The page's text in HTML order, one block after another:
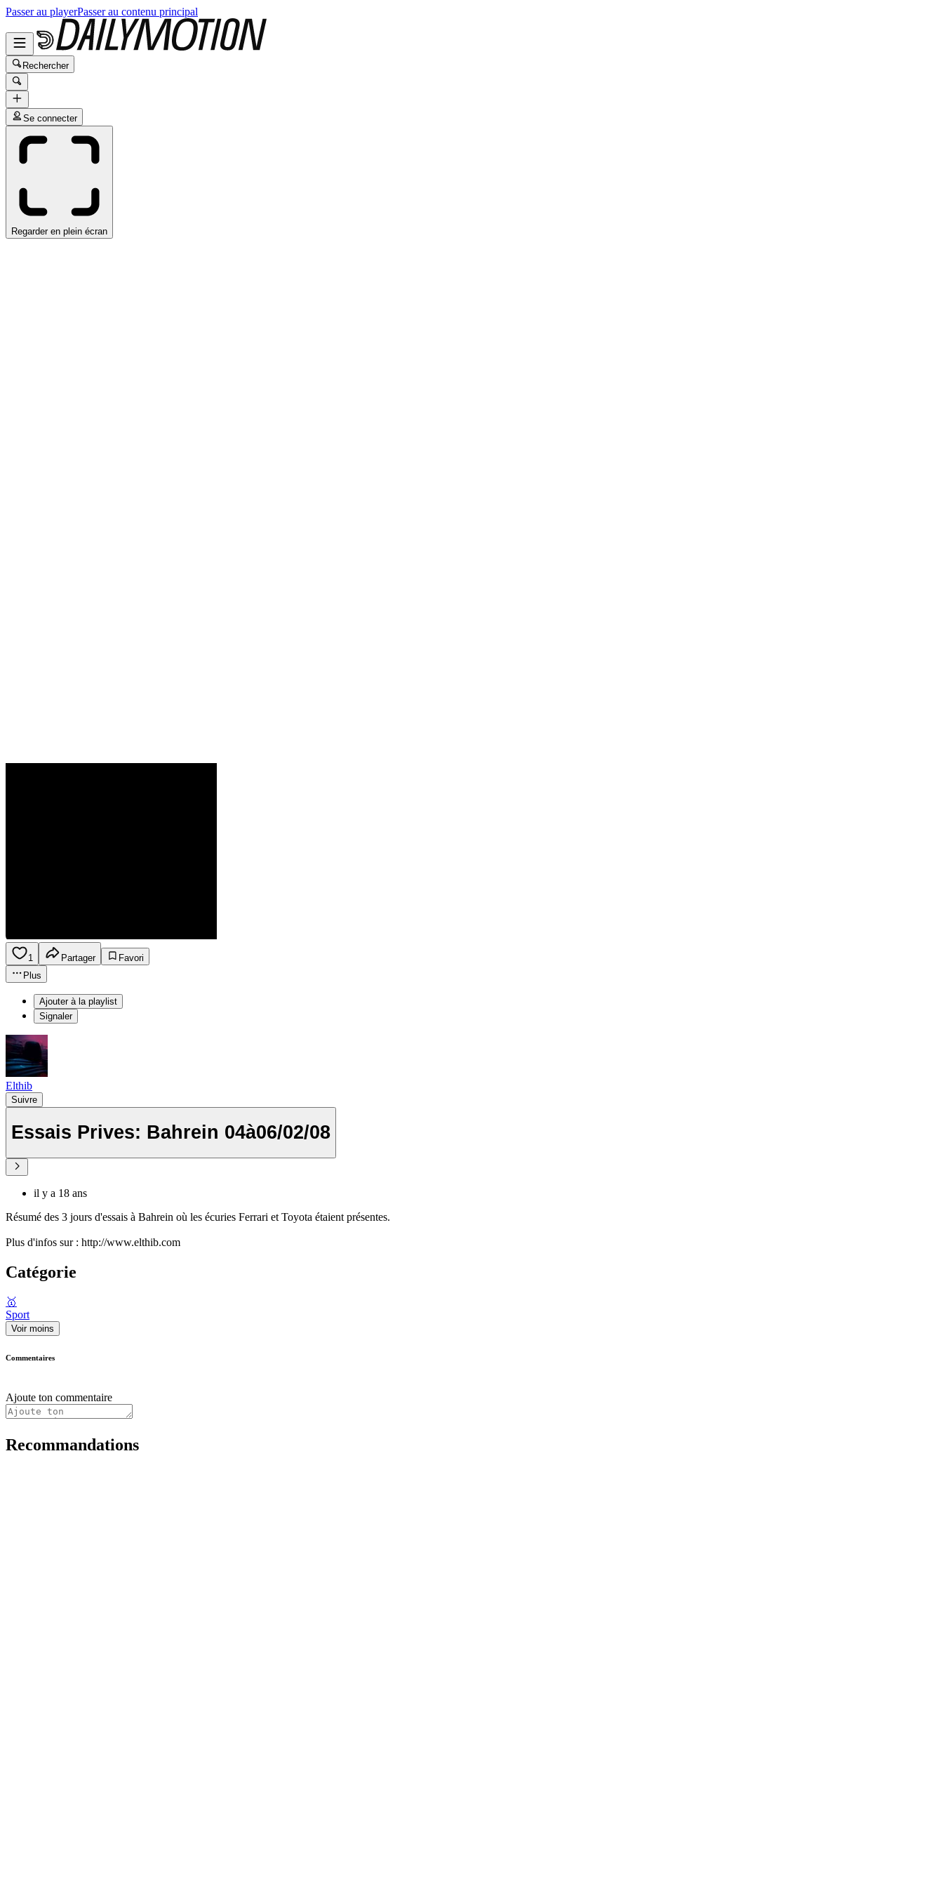
Passer au playerPasser au contenu principal
Rechercher
Se connecter
Regarder en plein écran
1 Partager
Favori
Plus
Ajouter à la playlist
Signaler
Elthib
Suivre
Essais Prives: Bahrein 04à06/02/08
il y a 18 ans
Résumé des 3 jours d'essais à Bahrein où les écuries Ferrari et Toyota étaient présentes.
Plus d'infos sur : http://www.elthib.com
Catégorie
🥇
Sport
Voir moins
Commentaires
Ajoute ton commentaire
Recommandations